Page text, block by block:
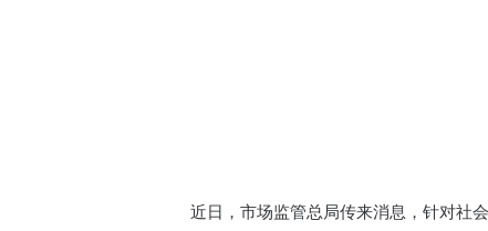
近日，市场监管总局传来消息，针对社